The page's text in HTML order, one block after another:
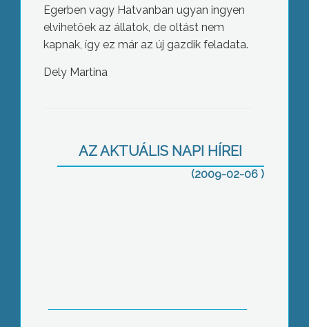
Egerben vagy Hatvanban ugyan ingyen
elvihetőek az állatok, de oltást nem
kapnak, így ez már az új gazdik feladata.
Dely Martina
AZ AKTUÁLIS NAPI HÍREI
(2009-02-06 )
forintos beruházás keretében